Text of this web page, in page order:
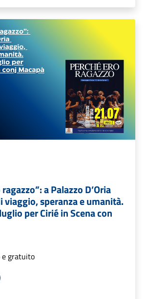
a Palazzo D’Oria
viaggio, speranza e umanità.
per Cirié in Scena con
e gratuito